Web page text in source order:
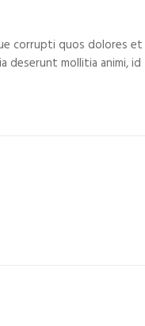
corrupti quos dolores et
deserunt mollitia animi, id